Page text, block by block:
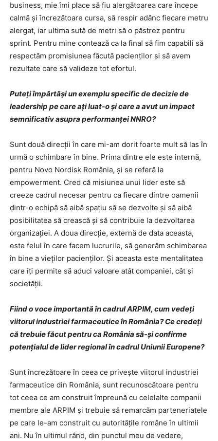
business, mie îmi place să fiu alergătoarea care începe
calmă şi încrezătoare cursa, să respir adânc fiecare metru
alergat, iar ultima sută de metri să o păstrez pentru
sprint. Pentru mine contează ca la final să fim capabili să
respectăm promisiunea făcută pacienţilor şi să avem
rezultate care să valideze tot efortul.
Puteţi împărtăşi un exemplu specific de decizie de
leadership pe care aţi luat-o şi care a avut un impact
semnificativ asupra performanţei NNRO?
Sunt două direcţii în care mi-am dorit foarte mult să las în
urmă o schimbare în bine. Prima dintre ele este internă,
pentru Novo Nordisk România, şi se referă la
empowerment. Cred că misiunea unui lider este să
creeze cadrul necesar pentru ca fiecare dintre oamenii
dintr-o echipă să aibă spaţiu să se dezvolte şi să aibă
posibilitatea să crească şi să contribuie la dezvoltarea
organizaţiei. A doua direcţie, externă de data aceasta,
este felul în care facem lucrurile, să generăm schimbarea
în bine a vieţilor pacienţilor. Şi aceasta este mentalitatea
care îţi permite să aduci valoare atât companiei, cât şi
societăţii.
Fiind o voce importantă în cadrul ARPIM, cum vedeţi
viitorul industriei farmaceutice în România? Ce credeţi
că trebuie făcut pentru ca România să-şi confirme
potenţialul de lider regional în cadrul Uniunii Europene?
Sunt încrezătoare în ceea ce priveşte viitorul industriei
farmaceutice din România, sunt recunoscătoare pentru
tot ceea ce am construit împreună cu celelalte companii
membre ale ARPIM şi trebuie să remarcăm parteneriatele
pe care le-am construit cu autorităţile române în ultimii
ani. Nu în ultimul rând, din punctul meu de vedere,